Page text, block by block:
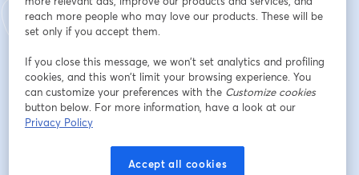
Ahora damos un paso más: para seguir descubriendo y
trabajando en nuestras habilidades y fortalezas
búsqueda de empleo, vamos a ver cómo elaborar
nuestro plan de acción para lograr un puesto de
trabajo y analizar las estrategias que podemos llevar a
cabo para ser constante en el arduo trabajo de buscar
trabajo.
Para ello contaremos con Laura Sáez Pérez,
reach more people who may love our products. These will be
set only if you accept them.
If you close this message, we won’t set analytics and profiling
cookies, and this won’t limit your browsing experience. You
can customize your preferences with the Customize cookies
button below. For more information, have a look at our
Privacy Policy
Accept all cookies